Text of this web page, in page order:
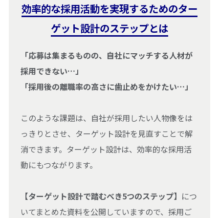
効率的な採用活動を実現するためのター
ゲット設計のステップとは
「応募は集まるものの、自社にマッチする人材が
採用できない…」
「採用後の離職率の高さに歯止めをかけたい…」
このような課題は、自社が採用したい人物像をは
っきりとさせ、ターゲット設計を見直すことで解
消できます。ターゲット設計は、効率的な採用活
動にもつながります。
【ターゲット設計で踏むべき5つのステップ】 につ
いてまとめた資料を公開していますので、採用ご